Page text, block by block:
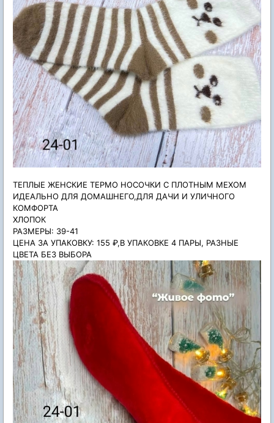
ТЕПЛЫЕ ЖЕНСКИЕ ТЕРМО НОСОЧКИ С ПЛОТНЫМ МЕХОМ
ИДЕАЛЬНО ДЛЯ ДОМАШНЕГО,ДЛЯ ДАЧИ И УЛИЧНОГО
КОМФОРТА
ХЛОПОК
РАЗМЕРЫ: 39-41
ЦЕНА ЗА УПАКОВКУ: 155 ₽,В УПАКОВКЕ 4 ПАРЫ, РАЗНЫЕ
ЦВЕТА БЕЗ ВЫБОРА